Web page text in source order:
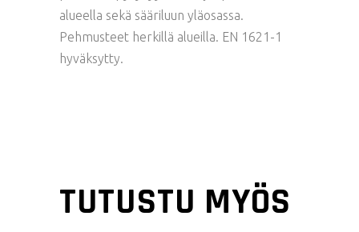
alueella sekä sääriluun yläosassa.
Pehmusteet herkillä alueilla. EN 1621-1
hyväksytty.
TUTUSTU MYÖS